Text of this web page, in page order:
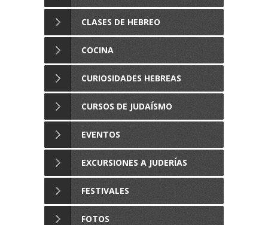
CLASES DE HEBREO
COCINA
CURIOSIDADES HEBREAS
CURSOS DE JUDAÍSMO
EVENTOS
EXCURSIONES A JUDERÍAS
FESTIVALES
FOTOS